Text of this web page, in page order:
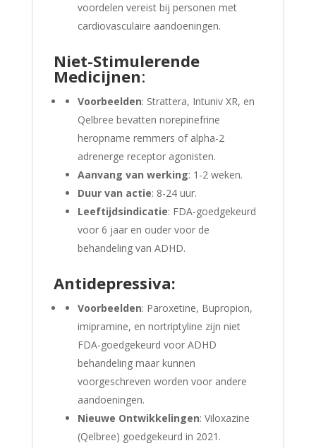
voordelen vereist bij personen met
cardiovasculaire aandoeningen.
Niet-Stimulerende
Medicijnen:
Voorbeelden: Strattera, Intuniv XR, en
Qelbree bevatten norepinefrine
heropname remmers of alpha-2
adrenerge receptor agonisten.
Aanvang van werking: 1-2 weken.
Duur van actie: 8-24 uur.
Leeftijdsindicatie: FDA-goedgekeurd
voor 6 jaar en ouder voor de
behandeling van ADHD.
Antidepressiva:
Voorbeelden: Paroxetine, Bupropion,
imipramine, en nortriptyline zijn niet
FDA-goedgekeurd voor ADHD
behandeling maar kunnen
voorgeschreven worden voor andere
aandoeningen.
Nieuwe Ontwikkelingen: Viloxazine
(Qelbree) goedgekeurd in 2021.